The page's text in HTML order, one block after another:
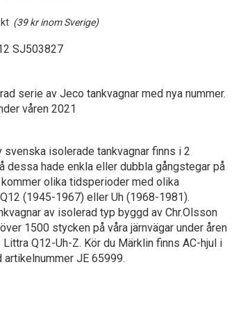
(39 kr inom Sverige)
SJ503827
serie av Jeco tankvagnar med nya nummer.
våren 2021
svenska isolerade tankvagnar finns i 2
dessa hade enkla eller dubbla gångstegar på
kommer olika tidsperioder med olika
(1945-1967) eller Uh (1968-1981).
av isolerad typ byggd av Chr.Olsson
1500 stycken på våra järnvägar under åren
Q12-Uh-Z. Kör du Märklin finns AC-hjul i
artikelnummer JE 65999.